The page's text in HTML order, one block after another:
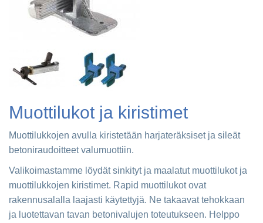
Muottilukot ja kiristimet
Muottilukkojen avulla kiristetään harjateräksiset ja sileät
betoniraudoitteet valumuottiin.
Valikoimastamme löydät sinkityt ja maalatut muottilukot ja
muottilukkojen kiristimet. Rapid muottilukot ovat
rakennusalalla laajasti käytettyjä. Ne takaavat tehokkaan
ja luotettavan tavan betonivalujen toteutukseen. Helppo